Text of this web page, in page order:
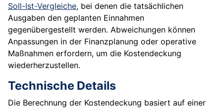
Soll-Ist-Vergleiche, bei denen die tatsächlichen
Ausgaben den geplanten Einnahmen
gegenübergestellt werden. Abweichungen können
Anpassungen in der Finanzplanung oder operative
Maßnahmen erfordern, um die Kostendeckung
wiederherzustellen.
Technische Details
Die Berechnung der Kostendeckung basiert auf einer